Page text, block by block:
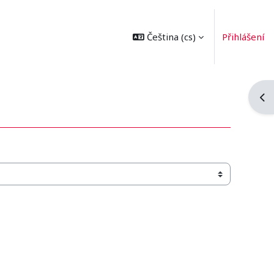
Čeština ‎(cs)‎ Přihlášení